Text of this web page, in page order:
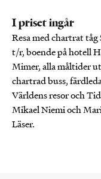
I priset ingår
Resa med chartrat
t/r, boende på hotell
Mimer, alla måltider
chartrad buss,
Världens resor och
Mikael Niemi och
Läser.